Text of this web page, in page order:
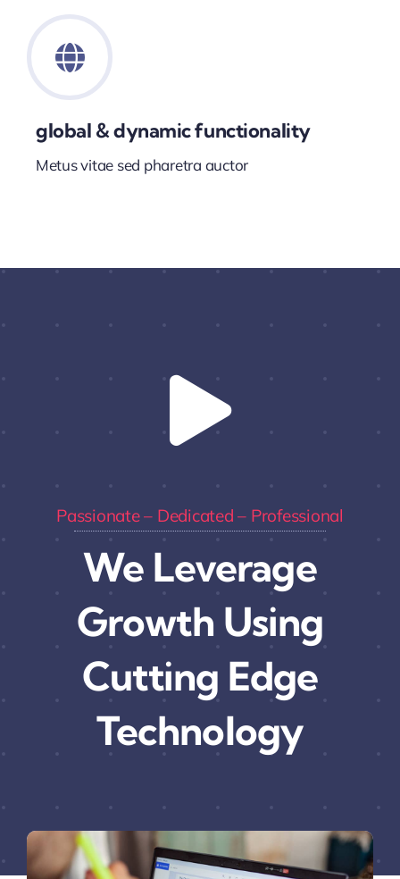
global & dynamic functionality
Metus vitae sed pharetra auctor
Passionate – Dedicated – Professional
We Leverage
Growth Using
Cutting Edge
Technology